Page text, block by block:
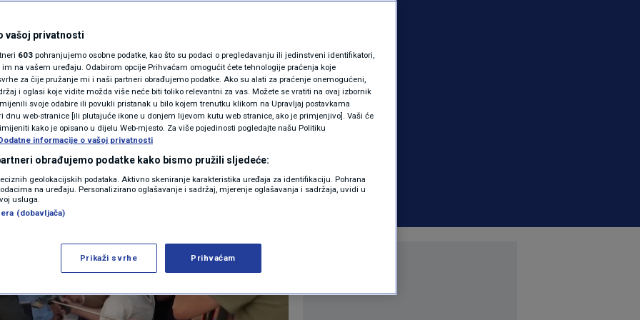
MAGAZIN
KOLUMNE
N1(DIS)INFO
KLIMATSKE PROMJENE
FOTO
VIDEO
postroženje
mjera
20:48 20:49 INFO 0 komentara
Više
vašoj privatnosti
603 pohranjujemo osobne podatke, kao što su podaci o pregledavanju ili jedinstveni identifikatori,
na vašem uređaju. Odabirom opcije Prihvaćam omogućit ćete tehnologije praćenja koje
za čije pružanje mi i naši partneri obrađujemo podatke. Ako su alati za praćenje onemogućeni,
i oglasi koje vidite možda više neće biti toliko relevantni za vas. Možete se vratiti na ovaj izbornik
svoje odabire ili povukli pristanak u bilo kojem trenutku klikom na Upravljaj postavkama
dnu web-stranice [ili plutajuće ikone u donjem lijevom kutu web stranice, ako je primjenjivo]. Vaši će
kako je opisano u dijelu Web-mjesto. Za više pojedinosti pogledajte našu Politiku
informacije o vašoj privatnosti
obrađujemo podatke kako bismo pružili sljedeće:
geolokacijskih podataka. Aktivno skeniranje karakteristika uređaja za identifikaciju. Pohrana
na uređaju. Personalizirano oglašavanje i sadržaj, mjerenje oglašavanja i sadržaja, uvidi u
usluga.
(dobavljača)
Prikaži svrhe Prihvaćam